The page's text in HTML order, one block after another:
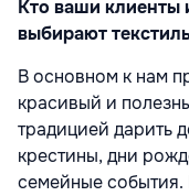
Кто ваши клиенты
выбирают
В основном к нам
красивый и
традицией дарить
крестины, дни
семейные события.